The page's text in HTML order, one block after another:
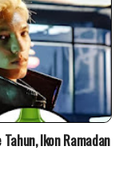
Ikon Ramadan